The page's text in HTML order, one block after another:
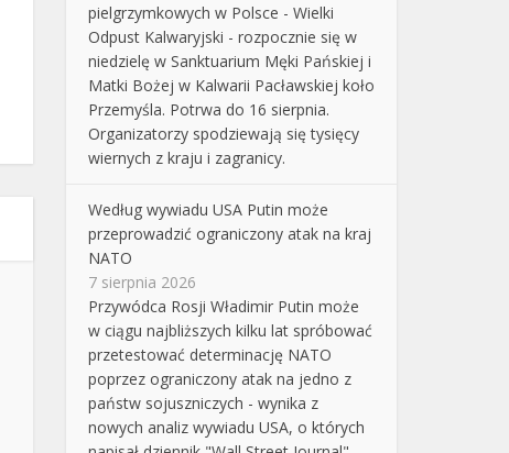
pielgrzymkowych w Polsce - Wielki
Odpust Kalwaryjski - rozpocznie się w
niedzielę w Sanktuarium Męki Pańskiej i
Matki Bożej w Kalwarii Pacławskiej koło
Przemyśla. Potrwa do 16 sierpnia.
Organizatorzy spodziewają się tysięcy
wiernych z kraju i zagranicy.
Według wywiadu USA Putin może
przeprowadzić ograniczony atak na kraj
NATO
7 sierpnia 2026
Przywódca Rosji Władimir Putin może
w ciągu najbliższych kilku lat spróbować
przetestować determinację NATO
poprzez ograniczony atak na jedno z
państw sojuszniczych - wynika z
nowych analiz wywiadu USA, o których